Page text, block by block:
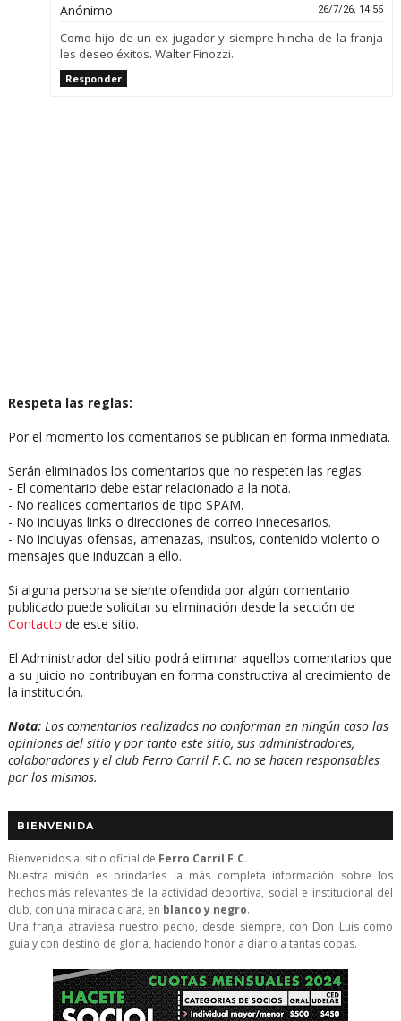
Anónimo 26/7/26, 14:55
Como hijo de un ex jugador y siempre hincha de la franja
les deseo éxitos. Walter Finozzi.
Responder
Respeta las reglas:
Por el momento los comentarios se publican en forma inmediata.
Serán eliminados los comentarios que no respeten las reglas:
- El comentario debe estar relacionado a la nota.
- No realices comentarios de tipo SPAM.
- No incluyas links o direcciones de correo innecesarios.
- No incluyas ofensas, amenazas, insultos, contenido violento o
mensajes que induzcan a ello.
Si alguna persona se siente ofendida por algún comentario
publicado puede solicitar su eliminación desde la sección de
Contacto de este sitio.
El Administrador del sitio podrá eliminar aquellos comentarios que
a su juicio no contribuyan en forma constructiva al crecimiento de
la institución.
Nota:Los comentarios realizados no conforman en ningún caso las
opiniones del sitio y por tanto este sitio, sus administradores,
colaboradores y el club Ferro Carril F.C. no se hacen responsables
por los mismos.
BIENVENIDA
Bienvenidos al sitio oficial de Ferro Carril F.C.
Nuestra misión es brindarles la más completa información sobre los
hechos más relevantes de la actividad deportiva, social e institucional del
club, con una mirada clara, en blanco y negro.
Una franja atraviesa nuestro pecho, desde siempre, con Don Luis como
guía y con destino de gloria, haciendo honor a diario a tantas copas.